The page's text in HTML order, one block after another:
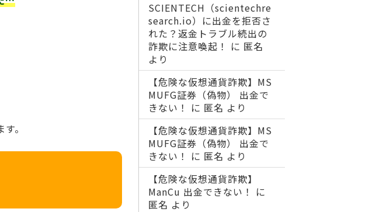
。
SCIENTECH（scientechre
search.io）に出金を拒否さ
れた？返金トラブル続出の
詐欺に注意喚起！
に 匿名
より
【危険な仮想通貨詐欺】MS
MUFG証券（偽物） 出金で
きない！
に 匿名 より
【危険な仮想通貨詐欺】MS
MUFG証券（偽物） 出金で
きない！
に 匿名 より
【危険な仮想通貨詐欺】
ManCu 出金できない！
に
匿名 より